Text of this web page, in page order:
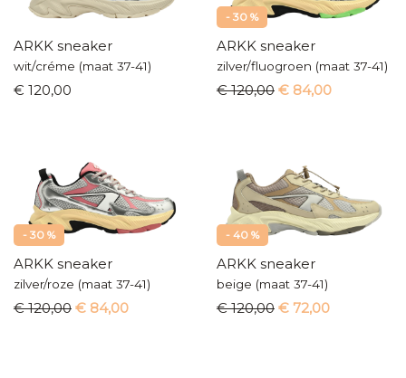
ARKK sneaker
wit/créme (maat 37-41)
€ 120,00
- 30 %
ARKK sneaker
zilver/fluogroen (maat 37-41)
€ 120,00 € 84,00
- 30 %
ARKK sneaker
zilver/roze (maat 37-41)
€ 120,00 € 84,00
- 40 %
ARKK sneaker
beige (maat 37-41)
€ 120,00 € 72,00